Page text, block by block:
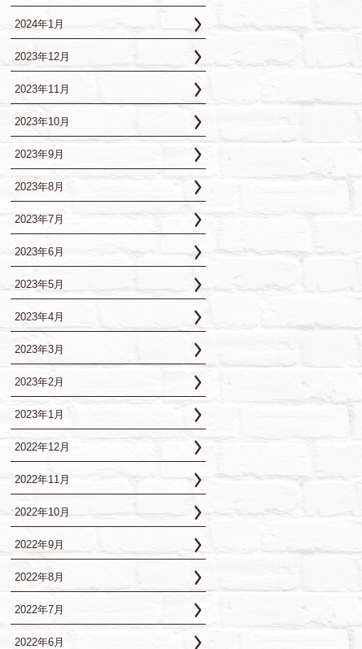
2024年1月
2023年12月
2023年11月
2023年10月
2023年9月
2023年8月
2023年7月
2023年6月
2023年5月
2023年4月
2023年3月
2023年2月
2023年1月
2022年12月
2022年11月
2022年10月
2022年9月
2022年8月
2022年7月
2022年6月